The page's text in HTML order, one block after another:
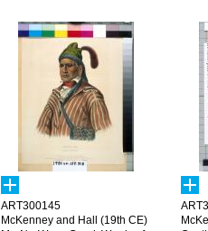
ART300145
McKenney and Hall (19th CE)